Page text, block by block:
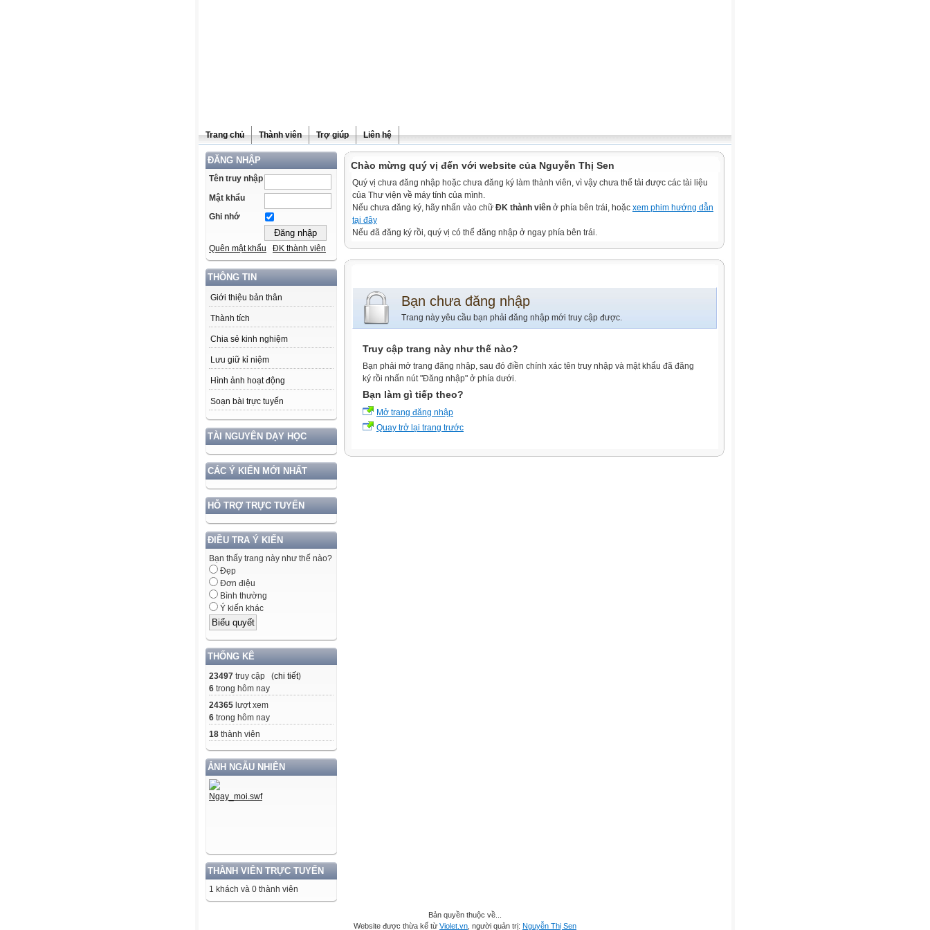
Trang chủ Thành viên Trợ giúp Liên hệ
ĐĂNG NHẬP
Tên truy nhập
Mật khẩu
Ghi nhớ
Quên mật khẩu ĐK thành viên
THÔNG TIN
Giới thiệu bản thân
Thành tích
Chia sẻ kinh nghiệm
Lưu giữ kỉ niệm
Hình ảnh hoạt động
Soạn bài trực tuyến
TÀI NGUYÊN DẠY HỌC
CÁC Ý KIẾN MỚI NHẤT
HỖ TRỢ TRỰC TUYẾN
ĐIỀU TRA Ý KIẾN
Bạn thấy trang này như thế nào?
Đẹp
Đơn điệu
Bình thường
Ý kiến khác
THỐNG KÊ
23497 truy cập (chi tiết)
6 trong hôm nay
24365 lượt xem
6 trong hôm nay
18 thành viên
ẢNH NGẪU NHIÊN
THÀNH VIÊN TRỰC TUYẾN
1 khách và 0 thành viên
Chào mừng quý vị đến với website của Nguyễn Thị Sen
Quý vị chưa đăng nhập hoặc chưa đăng ký làm thành viên, vì vậy chưa thể tải được các tài liệu
của Thư viện về máy tính của mình.
Nếu chưa đăng ký, hãy nhấn vào chữ ĐK thành viên ở phía bên trái, hoặc xem phim hướng dẫn
tại đây
Nếu đã đăng ký rồi, quý vị có thể đăng nhập ở ngay phía bên trái.
Bạn chưa đăng nhập
Trang này yêu cầu bạn phải đăng nhập mới truy cập được.
Truy cập trang này như thế nào?
Bạn phải mở trang đăng nhập, sau đó điền chính xác tên truy nhập và mật khẩu đã đăng
ký rồi nhấn nút "Đăng nhập" ở phía dưới.
Bạn làm gì tiếp theo?
Mở trang đăng nhập
Quay trở lại trang trước
Bản quyền thuộc về...
Website được thừa kế từ Violet.vn , người quản trị: Nguyễn Thị Sen